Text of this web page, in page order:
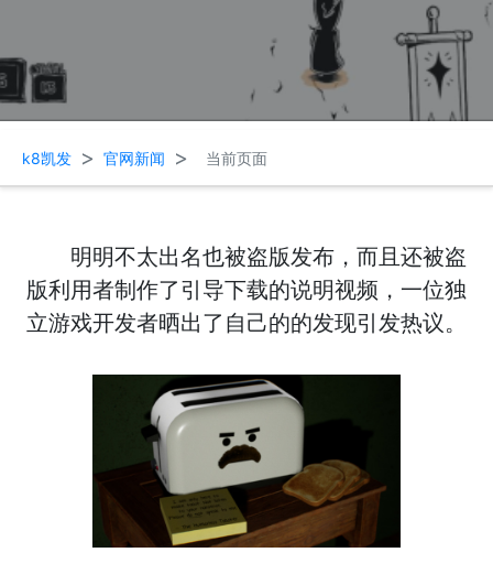
k8凯发 > 官网新闻 > 当前页面
明明不太出名也被盗版发布，而且还被盗
版利用者制作了引导下载的说明视频，一位独
立游戏开发者晒出了自己的的发现引发热议。